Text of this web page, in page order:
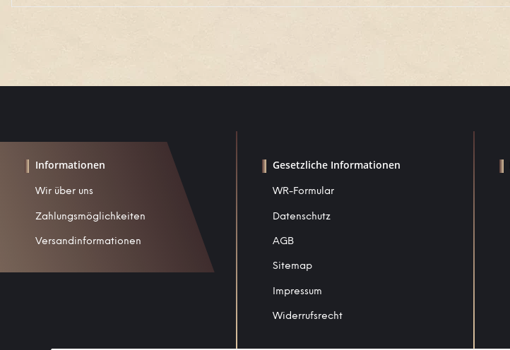
Informationen
Wir über uns
Zahlungsmöglichkeiten
Versandinformationen
Gesetzliche Informationen
WR-Formular
Datenschutz
AGB
Sitemap
Impressum
Widerrufsrecht